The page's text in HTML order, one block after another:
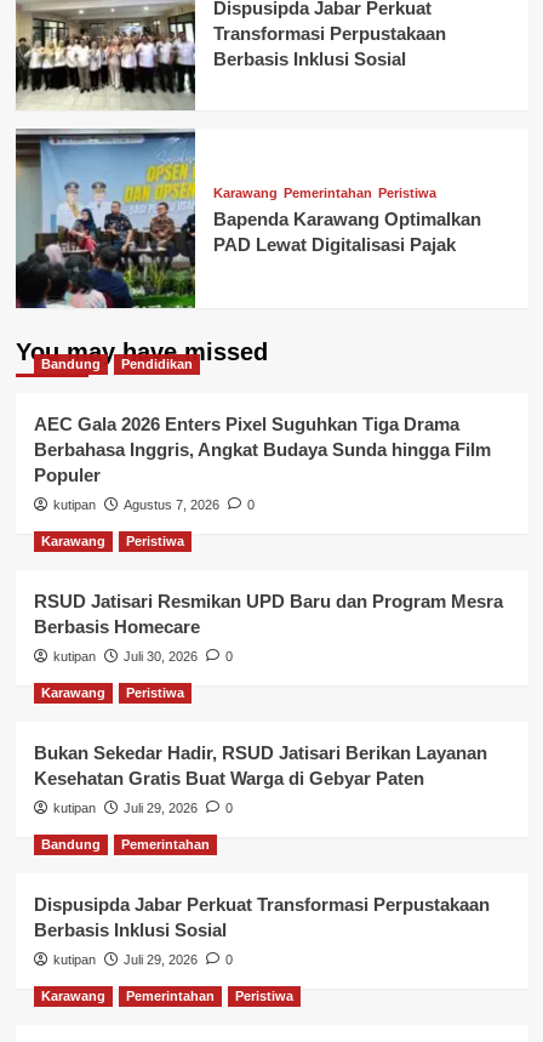
Dispusipda Jabar Perkuat
Transformasi Perpustakaan
Berbasis Inklusi Sosial
Karawang Pemerintahan Peristiwa
Bapenda Karawang Optimalkan
PAD Lewat Digitalisasi Pajak
You may have missed
Bandung Pendidikan
AEC Gala 2026 Enters Pixel Suguhkan Tiga Drama
Berbahasa Inggris, Angkat Budaya Sunda hingga Film
Populer
kutipan Agustus 7, 2026 0
Karawang Peristiwa
RSUD Jatisari Resmikan UPD Baru dan Program Mesra
Berbasis Homecare
kutipan Juli 30, 2026 0
Karawang Peristiwa
Bukan Sekedar Hadir, RSUD Jatisari Berikan Layanan
Kesehatan Gratis Buat Warga di Gebyar Paten
kutipan Juli 29, 2026 0
Bandung Pemerintahan
Dispusipda Jabar Perkuat Transformasi Perpustakaan
Berbasis Inklusi Sosial
kutipan Juli 29, 2026 0
Karawang Pemerintahan Peristiwa